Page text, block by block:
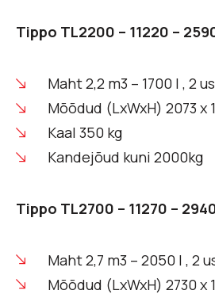
Tippo TL2200 – 11220 –
Maht 2,2 m3 – 1700 l , 2
Mõõdud (LxWxH) 2073 x
Kaal 350 kg
Kandejõud kuni 2000kg
Tippo TL2700 – 11270 –
Maht 2,7 m3 – 2050 l , 2
Mõõdud (LxWxH) 2730 x